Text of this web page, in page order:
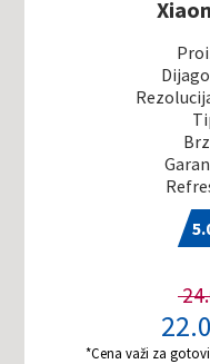
*Cena važi za